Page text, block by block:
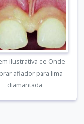
ilustrativa de Onde
afiador para lima
diamantada